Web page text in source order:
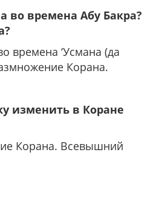
во времена Абу Бакра?
времена ‘Усмана (да
Корана.
изменить в Коране
Корана. Всевышний